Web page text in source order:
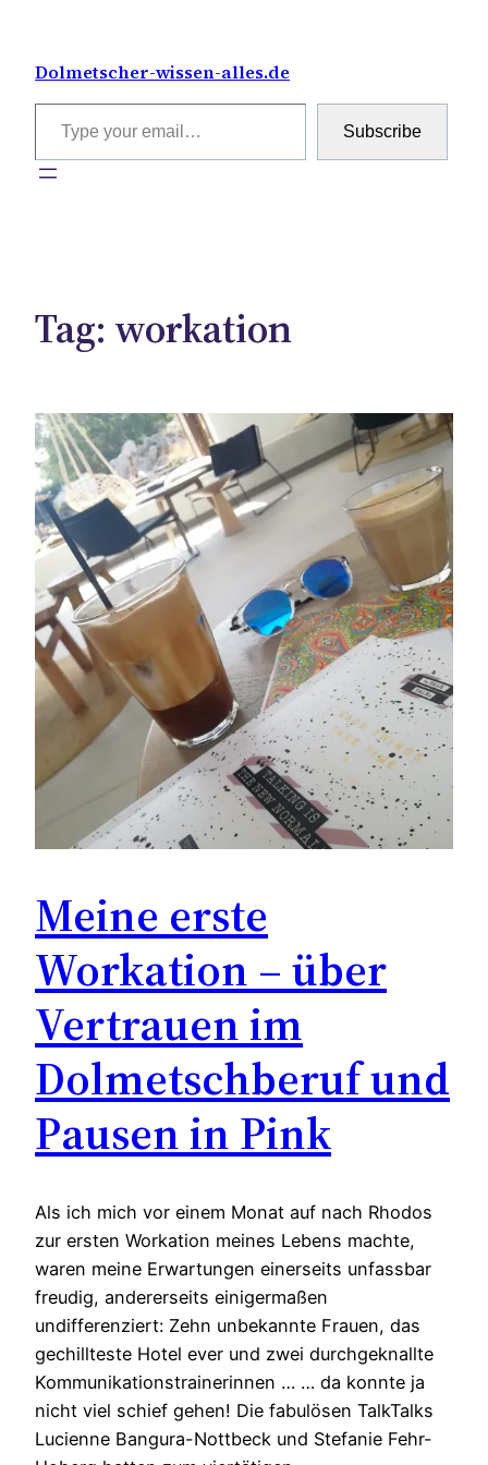
content
Dolmetscher-wissen-alles.de
Type your email…
Subscribe
Tag: workation
Meine erste
Workation – über
Vertrauen im
Dolmetschberuf und
Pausen in Pink
Als ich mich vor einem Monat auf nach Rhodos
zur ersten Workation meines Lebens machte,
waren meine Erwartungen einerseits unfassbar
freudig, andererseits einigermaßen
undifferenziert: Zehn unbekannte Frauen, das
gechillteste Hotel ever und zwei durchgeknallte
Kommunikationstrainerinnen … … da konnte ja
nicht viel schief gehen! Die fabulösen TalkTalks
Lucienne Bangura-Nottbeck und Stefanie Fehr-